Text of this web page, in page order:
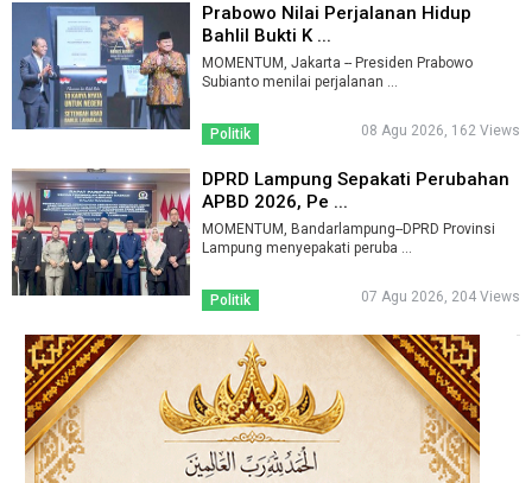
Prabowo Nilai Perjalanan Hidup
Bahlil Bukti K ...
MOMENTUM, Jakarta -- Presiden Prabowo
Subianto menilai perjalanan ...
Politik 08 Agu 2026, 162 Views
DPRD Lampung Sepakati Perubahan
APBD 2026, Pe ...
MOMENTUM, Bandarlampung--DPRD Provinsi
Lampung menyepakati peruba ...
Politik 07 Agu 2026, 204 Views